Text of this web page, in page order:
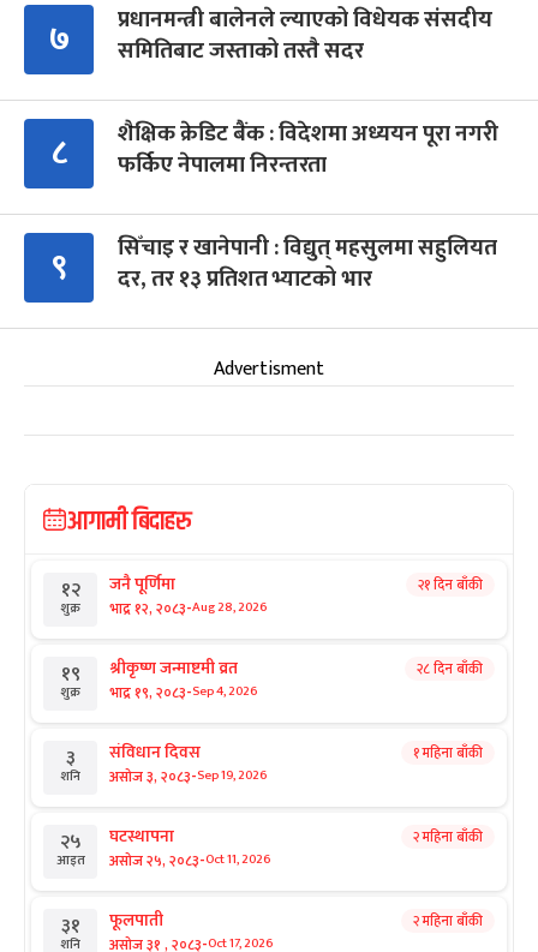
७
प्रधानमन्त्री बालेनले ल्याएको विधेयक संसदीय
समितिबाट जस्ताको तस्तै सदर
८
शैक्षिक क्रेडिट बैंक : विदेशमा अध्ययन पूरा नगरी
फर्किए नेपालमा निरन्तरता
९
सिँचाइ र खानेपानी : विद्युत् महसुलमा सहुलियत
दर, तर १३ प्रतिशत भ्याटको भार
Advertisment
आगामी बिदाहरु
१२
शुक्र
जनै पूर्णिमा
भाद्र १२, २०८३-Aug 28, 2026
२१ दिन बाँकी
१९
शुक्र
श्रीकृष्ण जन्माष्टमी व्रत
भाद्र १९, २०८३-Sep 4, 2026
२८ दिन बाँकी
३
शनि
संविधान दिवस
असोज ३, २०८३-Sep 19, 2026
१ महिना बाँकी
२५
आइत
घटस्थापना
असोज २५, २०८३-Oct 11, 2026
२ महिना बाँकी
३१
शनि
फूलपाती
असोज ३१ , २०८३-Oct 17, 2026
२ महिना बाँकी